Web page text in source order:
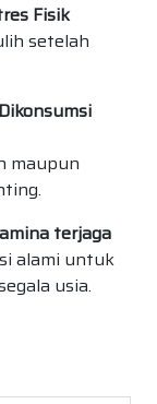
Fisik
setelah
maupun
terjaga
alami untuk
usia.